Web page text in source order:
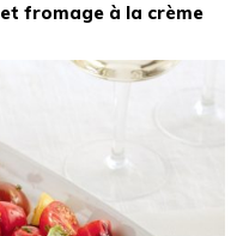
fromage à la crème